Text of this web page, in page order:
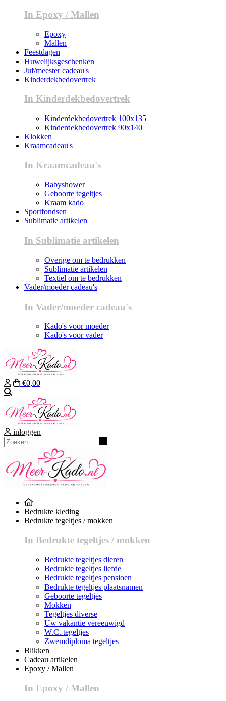
In Epoxy / Mallen
Epoxy
Mallen
Feestdagen
Huwelijksgeschenken
Juf/meester cadeau's
Kinderdekbedovertrek
In Kinderdekbedovertrek
Kinderdekbedovertrek 100x135
Kinderdekbedovertrek 90x140
Klokken
Kraamcadeau's
In Kraamcadeau's
Babyshower
Geboorte tegeltjes
Kraam kado
Sportfondsen
Sublimatie artikelen
In Sublimatie artikelen
Overige om te bedrukken
Sublimatie artikelen
Textiel om te bedrukken
Vader/moeder cadeau's
In Vader/moeder cadeau's
Kado's voor moeder
Kado's voor vader
€0,00
inloggen
Bedrukte kleding
Bedrukte tegeltjes / mokken
In Bedrukte tegeltjes / mokken
Bedrukte tegeltjes dieren
Bedrukte tegeltjes liefde
Bedrukte tegeltjes pensioen
Bedrukte tegeltjes plaatsnamen
Geboorte tegeltjes
Mokken
Tegeltjes diverse
Uw vakantie vereeuwigd
W.C. tegeltjes
Zwemdiploma tegeltjes
Blikken
Cadeau artikelen
Epoxy / Mallen
In Epoxy / Mallen